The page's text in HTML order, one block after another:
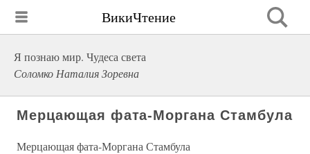
ВикиЧтение
Я познаю мир. Чудеса света
Соломко Наталия Зоревна
Мерцающая фата-Моргана Стамбула
Мерцающая фата-Моргана Стамбула